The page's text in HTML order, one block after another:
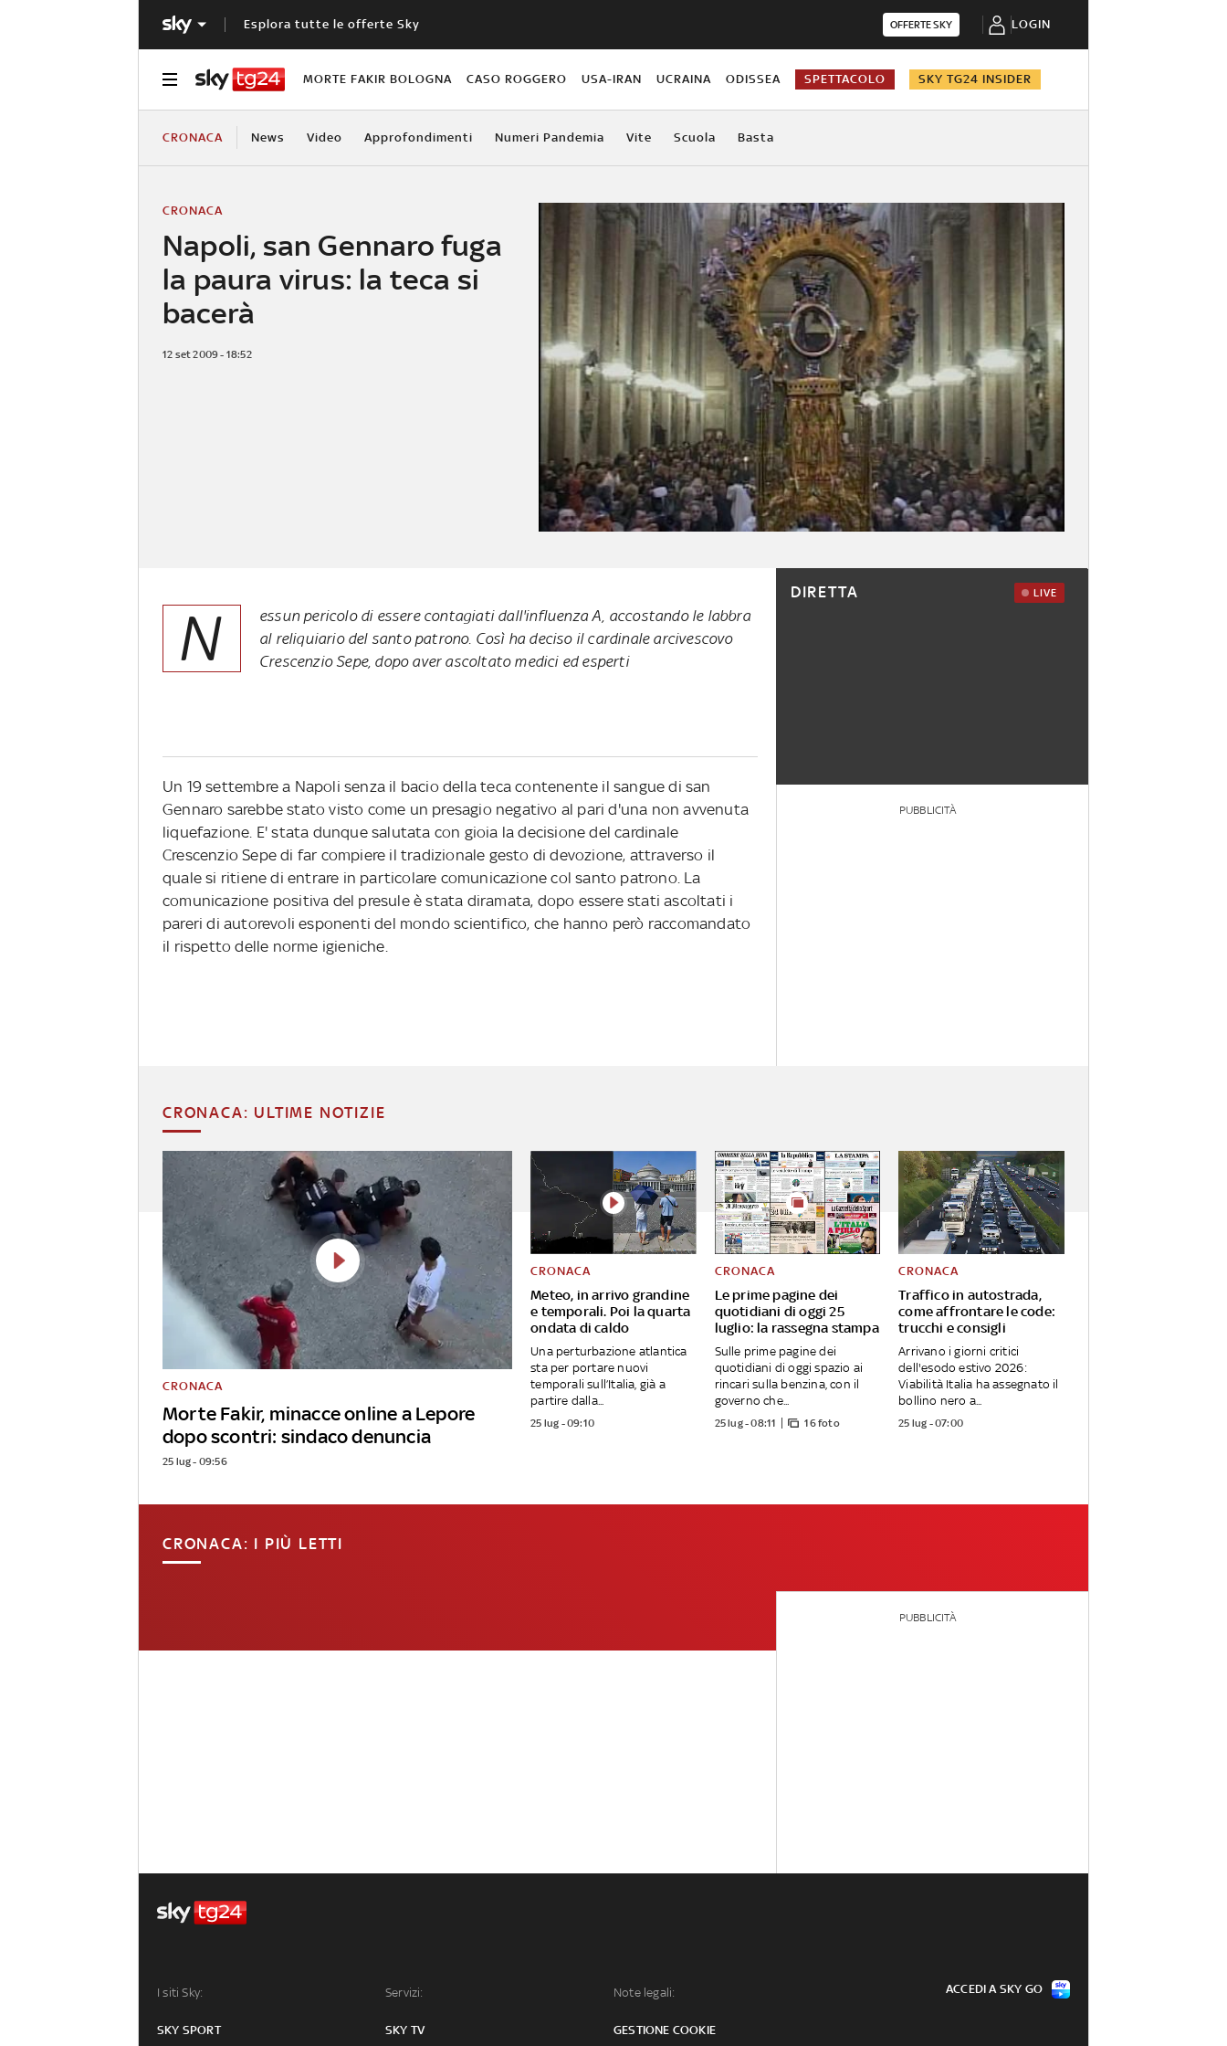
Esplora tutte le offerte Sky OFFERTE SKY LOGIN
MORTE FAKIR BOLOGNA CASO ROGGERO USA-IRAN UCRAINA ODISSEA SPETTACOLO SKY TG24 INSIDER
CRONACA News Video Approfondimenti Numeri Pandemia Vite Scuola Basta
Napoli, san Gennaro fuga
la paura virus: la teca si
bacerà
CRONACA
12 set 2009 - 18:52
N
essun pericolo di essere contagiati dall'influenza A, accostando le labbra
al reliquiario del santo patrono. Così ha deciso il cardinale arcivescovo
Crescenzio Sepe, dopo aver ascoltato medici ed esperti
Un 19 settembre a Napoli senza il bacio della teca contenente il sangue di san
Gennaro sarebbe stato visto come un presagio negativo al pari d'una non avvenuta
liquefazione. E' stata dunque salutata con gioia la decisione del cardinale
Crescenzio Sepe di far compiere il tradizionale gesto di devozione, attraverso il
quale si ritiene di entrare in particolare comunicazione col santo patrono. La
comunicazione positiva del presule è stata diramata, dopo essere stati ascoltati i
pareri di autorevoli esponenti del mondo scientifico, che hanno però raccomandato
il rispetto delle norme igieniche.
DIRETTA LIVE
PUBBLICITÀ
CRONACA: ULTIME NOTIZIE
Morte Fakir, minacce online a Lepore
dopo scontri: sindaco denuncia
CRONACA
25 lug - 09:56
Meteo, in arrivo grandine
e temporali. Poi la quarta
ondata di caldo
CRONACA
Una perturbazione atlantica
sta per portare nuovi
temporali sull’Italia, già a
partire dalla...
25 lug - 09:10
Le prime pagine dei
quotidiani di oggi 25
luglio: la rassegna stampa
CRONACA
Sulle prime pagine dei
quotidiani di oggi spazio ai
rincari sulla benzina, con il
governo che...
25 lug - 08:11 16 foto
Traffico in autostrada,
come affrontare le code:
trucchi e consigli
CRONACA
Arrivano i giorni critici
dell'esodo estivo 2026:
Viabilità Italia ha assegnato il
bollino nero a...
25 lug - 07:00
CRONACA: I PIÙ LETTI
PUBBLICITÀ
I siti Sky:
SKY SPORT
Servizi:
SKY TV
Note legali:
GESTIONE COOKIE
ACCEDI A SKY GO